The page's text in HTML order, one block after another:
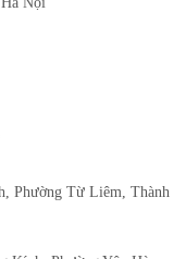
Phường Từ Liêm, Thành